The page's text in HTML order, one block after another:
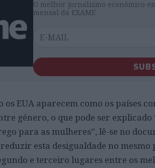
O melhor jornalismo económico
mensal da EXAME
os EUA aparecem como os países
género, o que pode ser
para as mulheres”, lê-se no
esta desigualdade no mesmo
e terceiro lugares entre os